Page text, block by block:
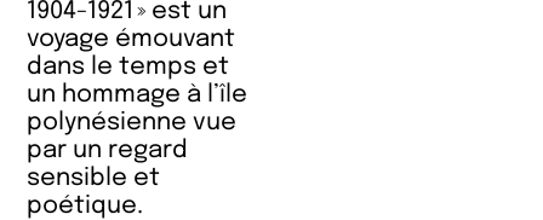
1904-1921 » est un
voyage émouvant
dans le temps et
un hommage à l’île
polynésienne vue
par un regard
sensible et
poétique.